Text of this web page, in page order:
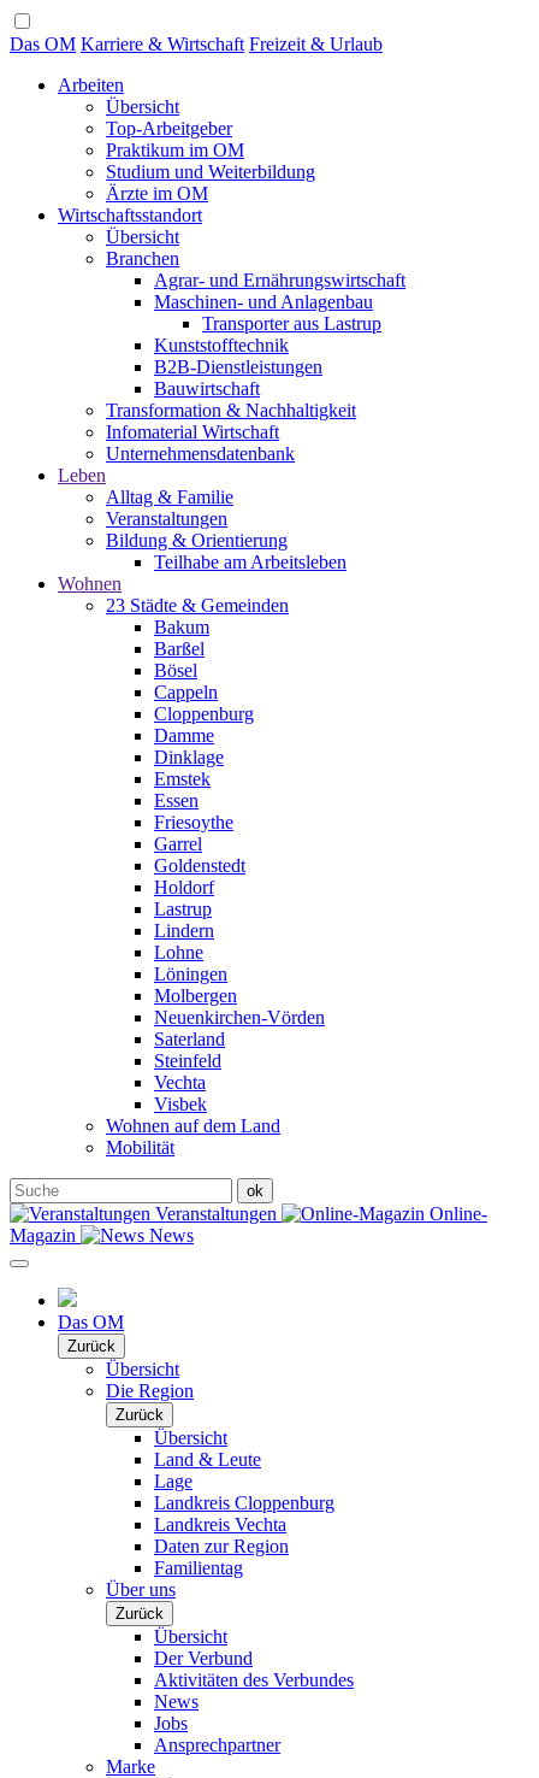
Das OM Karriere & Wirtschaft Freizeit & Urlaub
Arbeiten
Übersicht
Top-Arbeitgeber
Praktikum im OM
Studium und Weiterbildung
Ärzte im OM
Wirtschaftsstandort
Übersicht
Branchen
Agrar- und Ernährungswirtschaft
Maschinen- und Anlagenbau
Transporter aus Lastrup
Kunststofftechnik
B2B-Dienstleistungen
Bauwirtschaft
Transformation & Nachhaltigkeit
Infomaterial Wirtschaft
Unternehmensdatenbank
Leben
Alltag & Familie
Veranstaltungen
Bildung & Orientierung
Teilhabe am Arbeitsleben
Wohnen
23 Städte & Gemeinden
Bakum
Barßel
Bösel
Cappeln
Cloppenburg
Damme
Dinklage
Emstek
Essen
Friesoythe
Garrel
Goldenstedt
Holdorf
Lastrup
Lindern
Lohne
Löningen
Molbergen
Neuenkirchen-Vörden
Saterland
Steinfeld
Vechta
Visbek
Wohnen auf dem Land
Mobilität
Veranstaltungen
Online-
Magazin
News
Das OM
Zurück
Übersicht
Die Region
Zurück
Übersicht
Land & Leute
Lage
Landkreis Cloppenburg
Landkreis Vechta
Daten zur Region
Familientag
Über uns
Zurück
Übersicht
Der Verbund
Aktivitäten des Verbundes
News
Jobs
Ansprechpartner
Marke